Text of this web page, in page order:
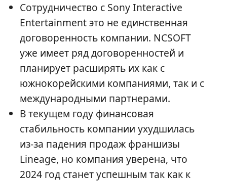
Сотрудничество с Sony Interactive
Entertainment это не единственная
договоренность компании. NCSOFT
уже имеет ряд договоренностей и
планирует расширять их как с
южнокорейскими компаниями, так и с
международными партнерами.
В текущем году финансовая
стабильность компании ухудшилась
из-за падения продаж франшизы
Lineage, но компания уверена, что
2024 год станет успешным так как к